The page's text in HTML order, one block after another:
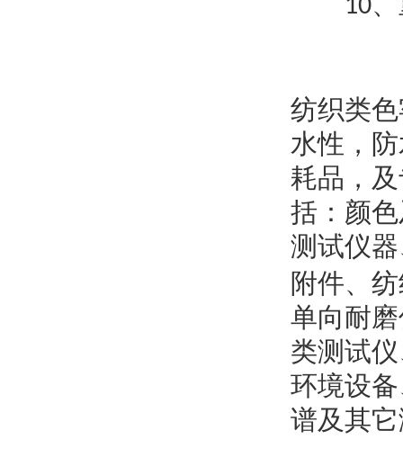
10
纺织类
水性，
耗品，
括：颜
测试仪
附件、
单向耐
类测试
环境设
谱及其